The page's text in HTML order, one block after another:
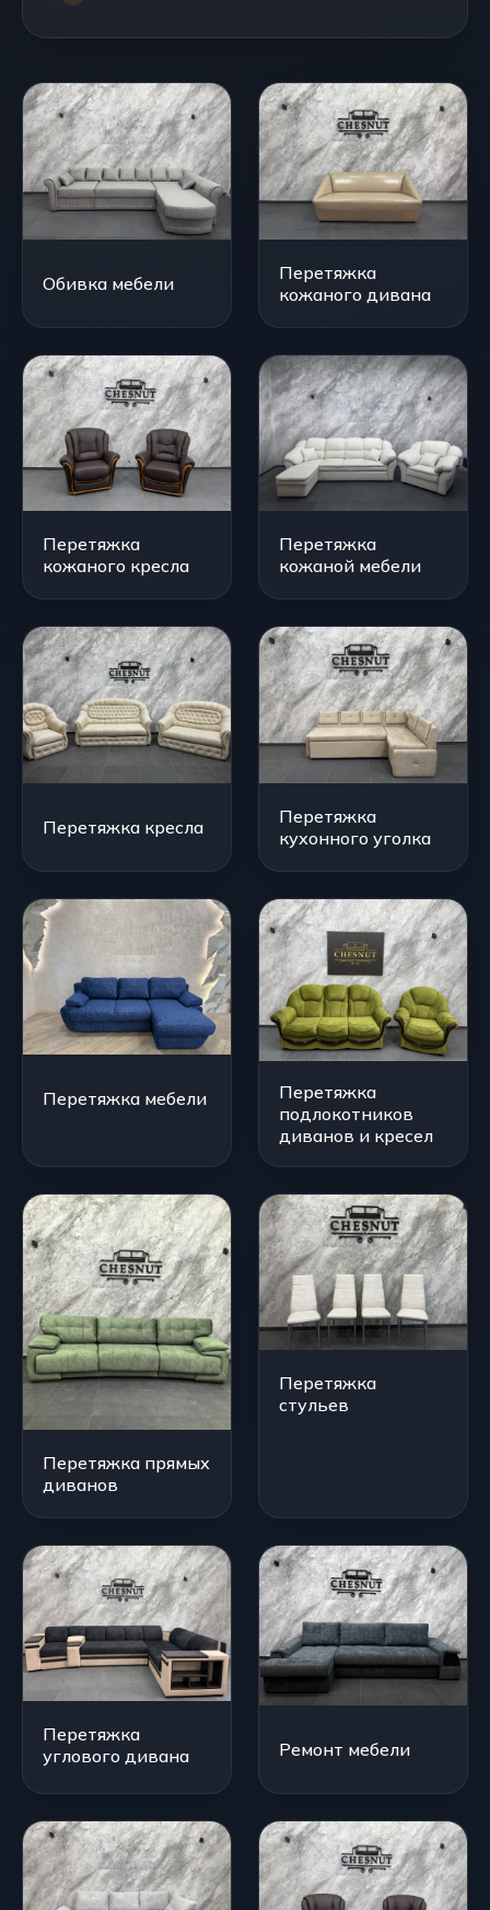
Обивка мебели
Перетяжка
кожаного дивана
Перетяжка
кожаного кресла
Перетяжка
кожаной мебели
Перетяжка кресла
Перетяжка
кухонного уголка
Перетяжка мебели
Перетяжка
подлокотников
диванов и кресел
Перетяжка прямых
диванов
Перетяжка
стульев
Перетяжка
углового дивана
Ремонт мебели